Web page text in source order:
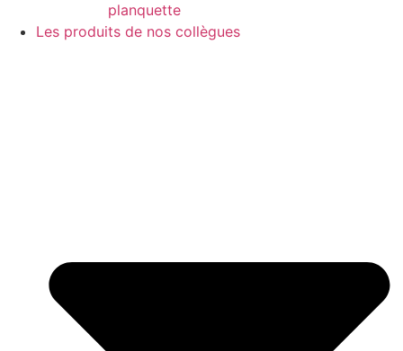
planquette
Les produits de nos collègues